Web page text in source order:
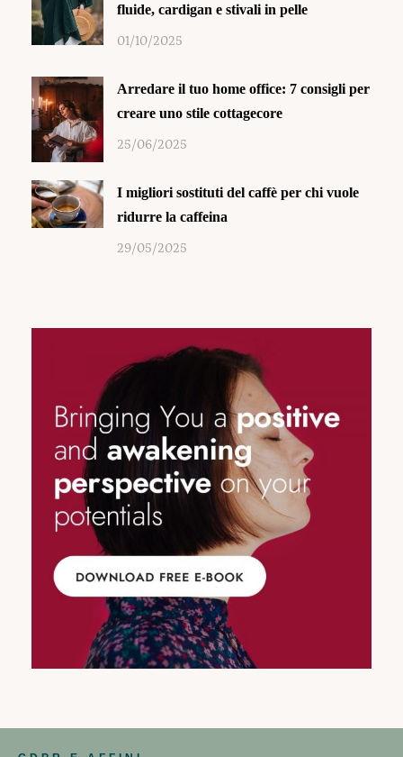
fluide, cardigan e stivali in pelle
01/10/2025
Arredare il tuo home office: 7 consigli per
creare uno stile cottagecore
25/06/2025
I migliori sostituti del caffè per chi vuole
ridurre la caffeina
29/05/2025